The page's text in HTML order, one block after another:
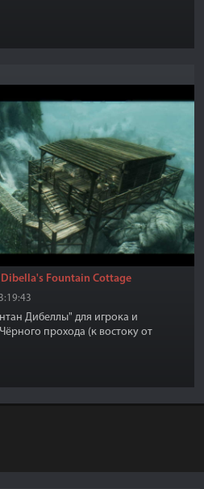
Fountain Cottage
Дибеллы" для игрока и
прохода (к востоку от